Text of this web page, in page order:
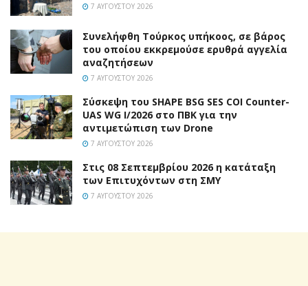
7 ΑΥΓΟΎΣΤΟΥ 2026
Συνελήφθη Τούρκος υπήκοος, σε βάρος
του οποίου εκκρεμούσε ερυθρά αγγελία
αναζητήσεων
7 ΑΥΓΟΎΣΤΟΥ 2026
Σύσκεψη του SHAPE BSG SES COI Counter-
UAS WG I/2026 στο ΠΒΚ για την
αντιμετώπιση των Drone
7 ΑΥΓΟΎΣΤΟΥ 2026
Στις 08 Σεπτεμβρίου 2026 η κατάταξη
των Επιτυχόντων στη ΣΜΥ
7 ΑΥΓΟΎΣΤΟΥ 2026